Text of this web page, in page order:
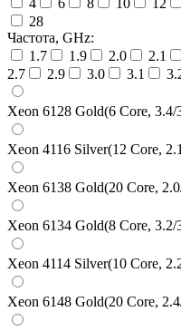
4
6 8 10 12
28
Частота, GHz:
1.7
1.9 2.0 2.1
2.7
2.9 3.0 3.1
Xeon 6128 Gold(6 Core,
Xeon 4116 Silver(12 Core,
Xeon 6138 Gold(20 Core,
Xeon 6134 Gold(8 Core,
Xeon 4114 Silver(10 Core,
Xeon 6148 Gold(20 Core,